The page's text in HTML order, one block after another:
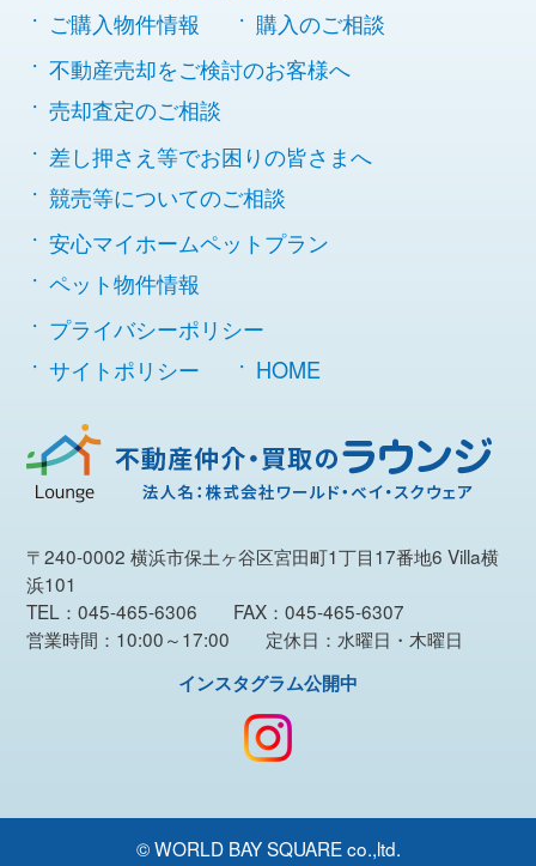
ご購入物件情報
購入のご相談
不動産売却をご検討のお客様へ
売却査定のご相談
差し押さえ等でお困りの皆さまへ
競売等についてのご相談
安心マイホームペットプラン
ペット物件情報
プライバシーポリシー
サイトポリシー
HOME
〒240-0002 横浜市保土ヶ谷区宮田町1丁目17番地6 Villa横
浜101
TEL：045-465-6306 FAX：045-465-6307
営業時間：10:00～17:00 定休日：水曜日・木曜日
インスタグラム公開中
© WORLD BAY SQUARE co.,ltd.